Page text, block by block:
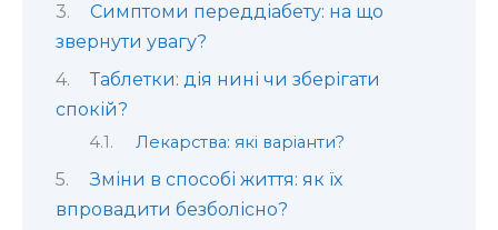
Симптоми переддіабету: на що
звернути увагу?
Таблетки: дія нині чи зберігати
спокій?
Лекарства: які варіанти?
Зміни в способі життя: як їх
впровадити безболісно?